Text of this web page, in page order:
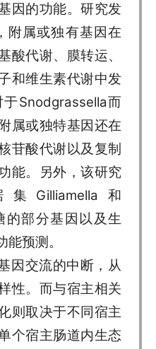
因的功能。研究发
附属或独有基因在
酸代谢、膜转运、
和维生素代谢中发
Snodgrassella而
属或独特基因还在
苷酸代谢以及复制
能。另外，该研究
Gilliamella和
的部分基因以及生
预测。
因交流的中断，从
性。而与宿主相关
则取决于不同宿主
个宿主肠道内生态